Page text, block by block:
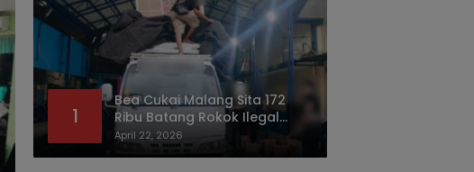
1
Bea Cukai Malang Sita 172
Ribu Batang Rokok Ilegal
Bermodus Kemasan Sabun
April 22, 2026